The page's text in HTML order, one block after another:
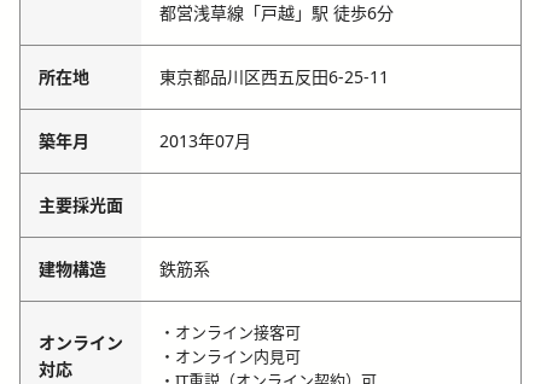
都営浅草線「戸越」駅 徒歩6分
所在地 東京都品川区西五反田6-25-11
築年月 2013年07月
主要採光面
建物構造 鉄筋系
オンライン
対応
・オンライン接客可
・オンライン内見可